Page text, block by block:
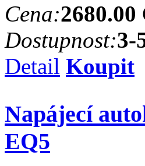
Cena:2680.00
Dostupnost:3-
Detail Koupit
Napájecí
EQ5